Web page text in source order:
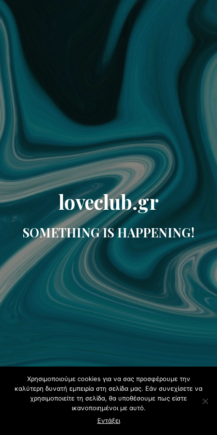
loveclub.gr
SOMETHING IS HAPPENING!
Χρησιμοποιούμε cookies για να σας προσφέρουμε την
καλύτερη δυνατή εμπειρία στη σελίδα μας. Εάν συνεχίσετε να
χρησιμοποιείτε τη σελίδα, θα υποθέσουμε πως είστε
ικανοποιημένοι με αυτό.
Εντάξει